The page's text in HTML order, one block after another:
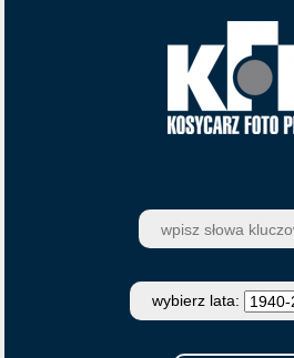
wybierz lata: